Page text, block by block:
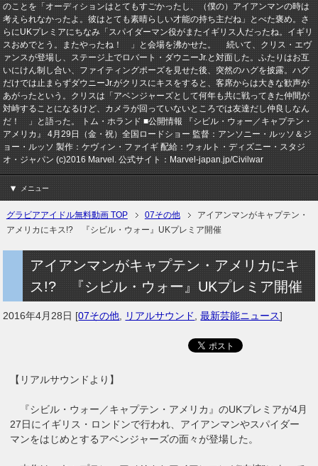
のことを「オーディションはとてもすごかったし、（僕の）アイアンマンの時は
考えられなかったよ。彼はとても素晴らしい才能の持ち主だね」とべた褒め。さ
らにUKプレミアにちなみ「スパイダーマン役がまたイギリス人だったね。イギリ
スおめでとう。またやったね！ 」と会場を沸かせた。 続いて、クリス・エヴ
ァンスが登場し、ステージ上でロバート・ダウニーJr.と対面した。ふたりはお互
いにけん制し合い、ファイティングポーズを見せた後、突然のハグを披露。ハグ
だけでは止まらずダウニーJr.がクリスにキスをすると、客席からは大きな歓声が
あがったという。クリスは「アベンジャーズとして何年も共に戦ってきた仲間が
対峙することになるけど、カメラが回っていないところでは友達だし仲良しなん
だ！ 」と語った。 トム・ホランド ■公開情報 『シビル・ウォー／キャプテン・
アメリカ』 4月29日（金・祝）全国ロードショー 監督：アンソニー・ルッソ＆ジ
ョー・ルッソ 製作：ケヴィン・ファイギ 配給：ウォルト・ディズニー・スタジ
オ・ジャパン (c)2016 Marvel. 公式サイト：Marvel-japan.jp/Civilwar
メニュー
グラビアアイドル無料動画 TOP 07その他
アイアンマンがキャプテン・
アメリカにキス!? 『シビル・ウォー』UKプレミア開催
アイアンマンがキャプテン・アメリカにキ
ス!? 『シビル・ウォー』UKプレミア開催
2016年4月28日 [07その他 リアルサウンド ,最新芸能ニュース]
【リアルサウンドより】
『シビル・ウォー／キャプテン・アメリカ』のUKプレミアが4月
27日にイギリス・ロンドンで行われ、アイアンマンやスパイダー
マンをはじめとするアベンジャーズの面々が登場した。